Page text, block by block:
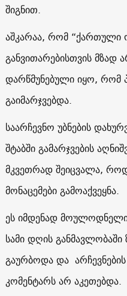
შიგნით.
აშკარაა, რომ “ქართული
განვითარებისთვის მზად
დარწმუნებული იყო, რომ
გაიმარჯვებდა.
საარჩევნო უბნების
შტაბში გამარჯვების
მკვეთრად შეიცვალა,
მონაცემები გამოაქვეყნა.
ეს იმდენად
სამი დღის
გაურბოდა და
კომენტარს არ აკეთებდა.